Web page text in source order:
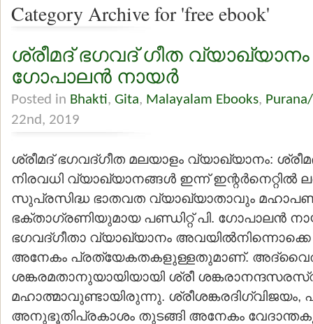
Category Archive for 'free ebook'
ശ്രീമദ് ഭഗവദ് ഗീത വ്യാഖ്യാനം
ഗോപാലന്‍ നായര്‍
Posted in Bhakti, Gita, Malayalam Ebooks,
22nd, 2019
ശ്രീമദ് ഭഗവദ്ഗീത മലയാളം വ്യാഖ്യാനം:
നിരവധി വ്യാഖ്യാനങ്ങള്‍ ഇന്ന് ഇന്റര്‍നെറ്റില്‍
സുപ്രസിദ്ധ ഭാതവത വ്യാഖ്യാതാവും
ഭക്താഗ്രണിയുമായ പണ്ഡിറ്റ് പി. ഗോപാലന്‍
ഭഗവദ്ഗീതാ വ്യാഖ്യാനം
അനേകം പ്രത്യേകതകളുള്ളതുമാണ്.
ശങ്കരമതാനുയായിയായി ശ്രീ
മഹാത്മാവുണ്ടായിരുന്നു. ശ്രീശങ്കരദിഗ്വിജയം,
അനുഭൂതിപ്രകാശം തുടങ്ങി അനേകം